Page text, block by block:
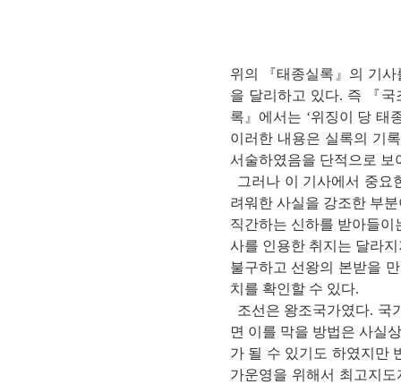
위의 『태종실록』의 기
을 달리하고 있다. 즉 『
록』에서는 ‘위징이 당 태
이러한 내용은 실록의 기
서술하였음을 단적으로
그러나 이 기사에서 중요
려워한 사실을 강조한 부
직간하는 신하를 받아들
사를 인용한 취지는 달라
불구하고 선왕의 본받을
치를 확인할 수 있다.
조선은 왕조국가였다. 국
면 이를 막을 방법은 사실
가 될 수 있기도 하였지만
가운영을 위해서 최고지